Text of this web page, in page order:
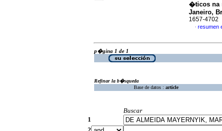
�ticos na
Janeiro,
1657-4702
· resumen
p�gina 1 de 1
Refinar la b�squeda
Base de datos : article
Buscar
1